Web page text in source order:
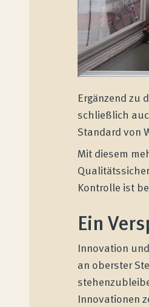
Produktberatung
Unternehmen
Ergänzend zu
schließlich
Standard von
Mit diesem
Kontrolle ist
Ein
Innovation
an oberster
Innovationen